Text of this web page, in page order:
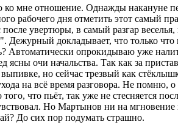
мне отношение. Однажды накануне
рабочего дня отметить этот самый
увертюры, в самый разгар
докладывает, что только
Автоматически опрокидываю уже
ясны очи начальства. Так как за
но сейчас трезвый как
на всё время разговора. Не
что пьёт, так уже не стесняется
Но Мартынов ни на
До сих пор подумать страшно.